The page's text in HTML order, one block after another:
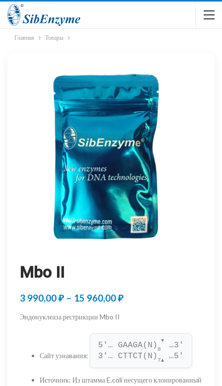
Главная Товары
Mbo II
3 990,00₽ – 15 960,00₽Диапазон
990,00 ₽
–
15
Эндонуклеаза рестрикции Mbo II
Сайт узнавания:
5'… GAAGA(N) 8
▼
…3'
3'… CTTCT(N) 7▲ …5'
Источник: Из штамма E.coli несущего клонированный